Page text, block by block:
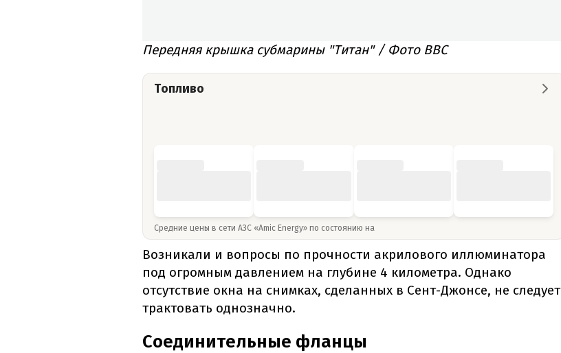
Передняя крышка субмарины "Титан" / Фото BBC
Топливо
Средние цены в сети АЗС «Amic Energy» по состоянию на
Возникали и вопросы по прочности акрилового иллюминатора
под огромным давлением на глубине 4 километра. Однако
отсутствие окна на снимках, сделанных в Сент-Джонсе, не следует
трактовать однозначно.
Соединительные фланцы